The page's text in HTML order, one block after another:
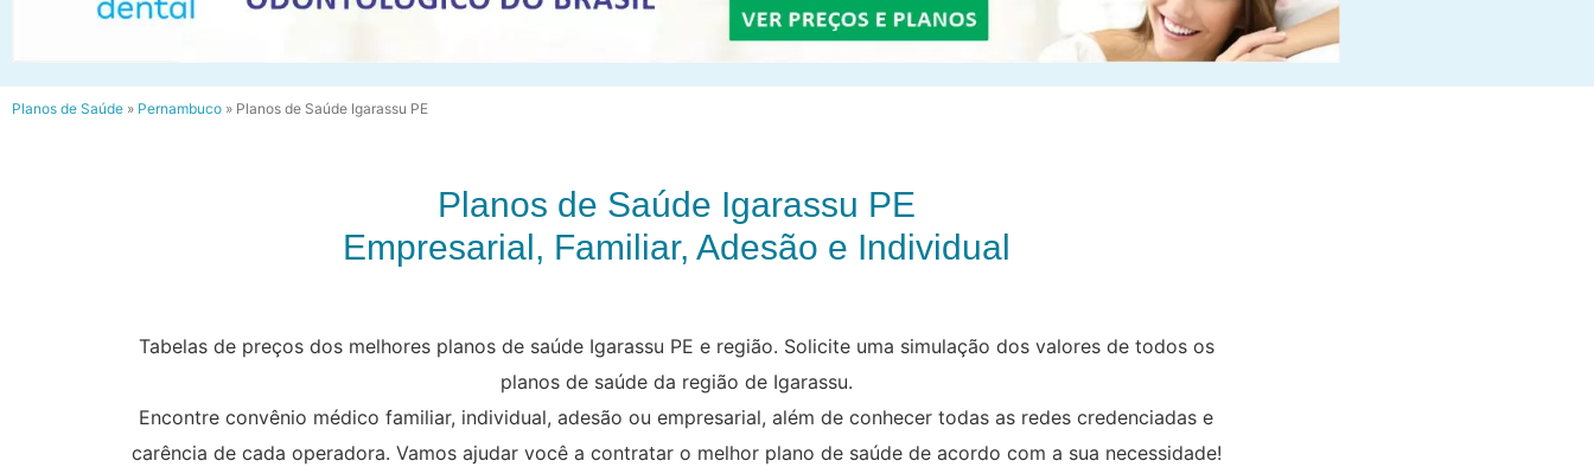
Planos de Saúde » Pernambuco » Planos de Saúde Igarassu PE
Planos de Saúde Igarassu PE
Empresarial, Familiar, Adesão e Individual
Tabelas de preços dos melhores planos de saúde Igarassu PE e região. Solicite uma simulação dos valores de todos os
planos de saúde da região de Igarassu.
Encontre convênio médico familiar, individual, adesão ou empresarial, além de conhecer todas as redes credenciadas e
carência de cada operadora. Vamos ajudar você a contratar o melhor plano de saúde de acordo com a sua necessidade!